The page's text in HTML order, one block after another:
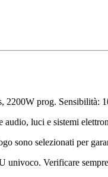
2200W prog. Sensibilità:
audio, luci e sistemi
sono selezionati per
univoco. Verificare